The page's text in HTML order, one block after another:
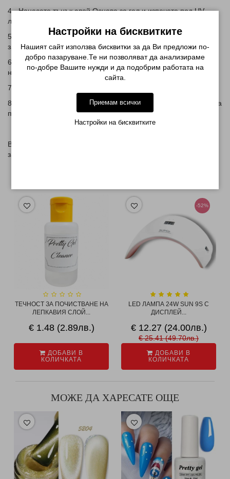
4 - Нанесете тънък слой Основа за гел и изпечете под UV
лампа за 2 мин
5 - Нанесете тънък слой от гел лака и изпечете под UV лампа
за 2 мин
6 - Нанесете втори слой от гел лака и доближете магнита до
нокътната плочка и отново изпечете
7 - Нанесете топ за гел лак изпечете под UV лампа за 2 мин
8 - Отстранете лепкавия слой чрез напоен тампон с течност за
премахване на лепкав слой
В посочената цена НЕ е включен магнит. Такъв можете да
закупите от
ТЕЧНОСТ ЗА ПОЧИСТВАНЕ НА
ЛЕПКАВИЯ СЛОЙ...
€ 1.48 (2.89лв.)
ДОБАВИ В
КОЛИЧКАТА
-52%
LED ЛАМПА 24W SUN 9S С
ДИСПЛЕЙ...
€ 12.27 (24.00лв.)
€ 25.41 (49.70лв.)
ДОБАВИ В
КОЛИЧКАТА
МОЖЕ ДА ХАРЕСАТЕ ОЩЕ
Настройки на бисквитките
Нашият сайт използва бисквитки за да Ви предложи по-
добро пазаруване.Те ни позволяват да анализираме
по-добре Вашите нужди и да подобрим работата на
сайта.
Приемам всички
Настройки на бисквитките